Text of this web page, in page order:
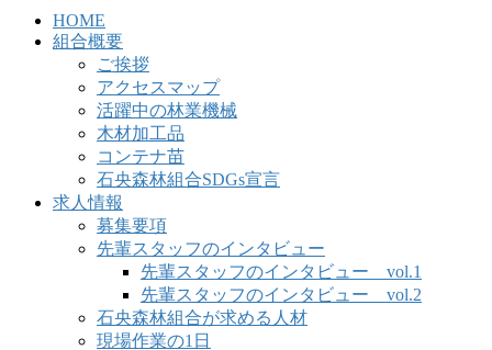
HOME
組合概要
ご挨拶
アクセスマップ
活躍中の林業機械
木材加工品
コンテナ苗
石央森林組合SDGs宣言
求人情報
募集要項
先輩スタッフのインタビュー
先輩スタッフのインタビュー vol.1
先輩スタッフのインタビュー vol.2
石央森林組合が求める人材
現場作業の1日